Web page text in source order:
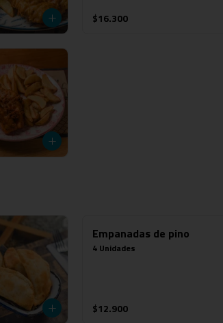
$16.300
Empanadas de pino
4 Unidades
$12.900